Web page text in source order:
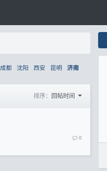
成都 沈阳 西安 昆明
济南
排序： 回帖时间
0